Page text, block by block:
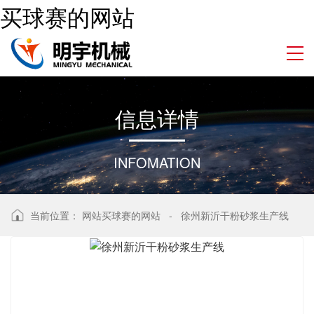
买球赛的网站
信息详情
INFOMATION
当前位置： 网站买球赛的网站 - 徐州新沂干粉砂浆生产线